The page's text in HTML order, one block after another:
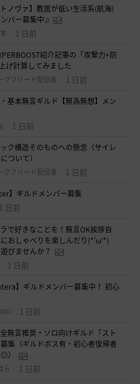
トノヴァ】敷居が低い生活系(航海)
バー募集中♫
1 日前
紹介記事の「攻撃力+防
げ計算してみました
クフリード配信者 1 日前
基本無言ギルド【無為無想】メン
1 日前
ク構造そのものへの懸念（サイレ
ついて）
クフリード配信者 1 日前
】ギルドメンバー募集
1 日前
で好きなことを！無言OK挨拶自
おしゃべりを楽しんだり(*'ω'*)
びませんか？
1 日前
】ギルドメンバー募集中！ 初心
1 日前
無言推奨・ソロ向けギルド「スト
集（ギルドボス有・初心者復帰者
）
ら 1 日前